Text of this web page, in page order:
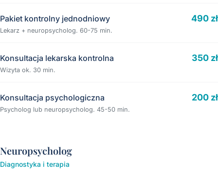
Pakiet kontrolny jednodniowy
Lekarz + neuropsycholog. 60-75 min.
490 zł
Konsultacja lekarska kontrolna
Wizyta ok. 30 min.
350 zł
Konsultacja psychologiczna
Psycholog lub neuropsycholog. 45-50 min.
200 zł
Neuropsycholog
Diagnostyka i terapia